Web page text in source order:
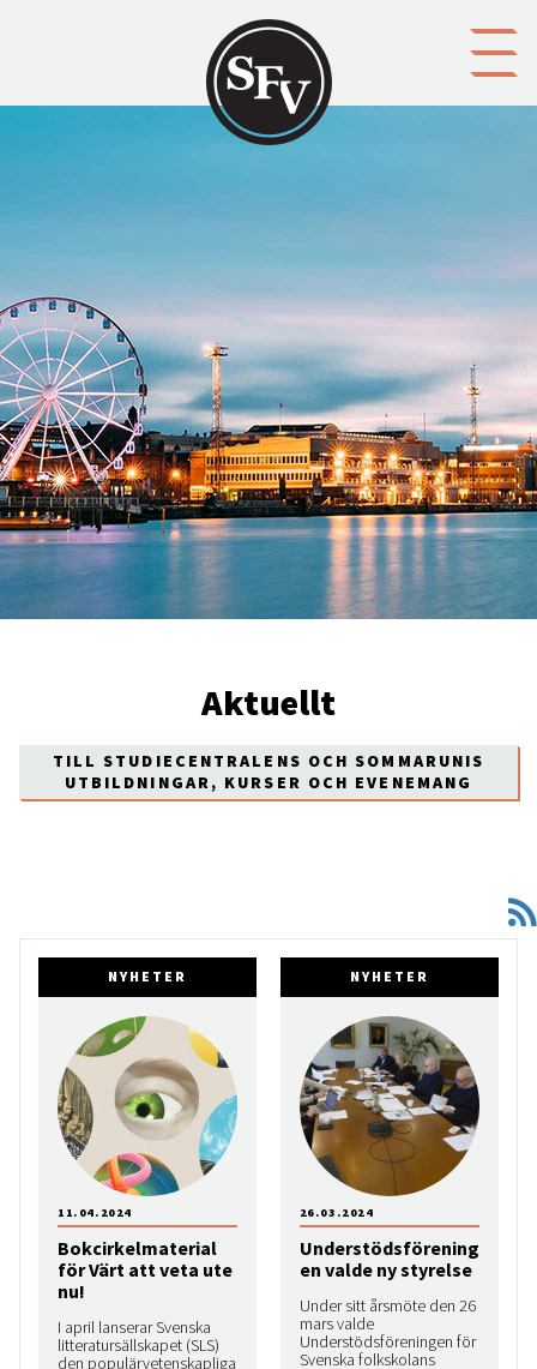
Aktuellt
TILL STUDIECENTRALENS OCH SOMMARUNIS
UTBILDNINGAR, KURSER OCH EVENEMANG
NYHETER
Bokcirkelmaterial
för Värt att veta ute
nu!
I april lanserar Svenska
litteratursällskapet (SLS)
den populärvetenskapliga
11.04.2024
NYHETER
Understödsförening
en valde ny styrelse
Under sitt årsmöte den 26
mars valde
Understödsföreningen för
Svenska folkskolans
26.03.2024